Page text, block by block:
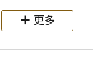
更多